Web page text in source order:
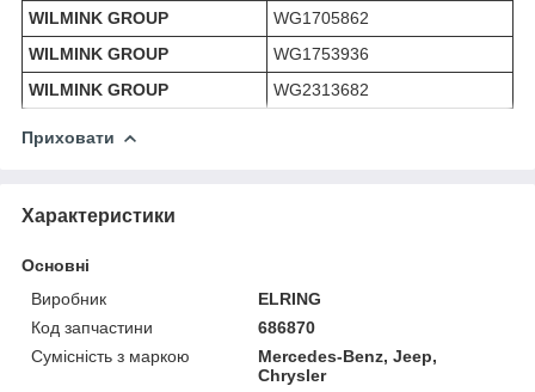
WILMINK GROUP
WG1705862
WILMINK GROUP
WG1753936
WILMINK GROUP
WG2313682
Приховати
Характеристики
Основні
Виробник
ELRING
Код запчастини
686870
Сумісність з маркою
Mercedes-Benz, Jeep,
Chrysler